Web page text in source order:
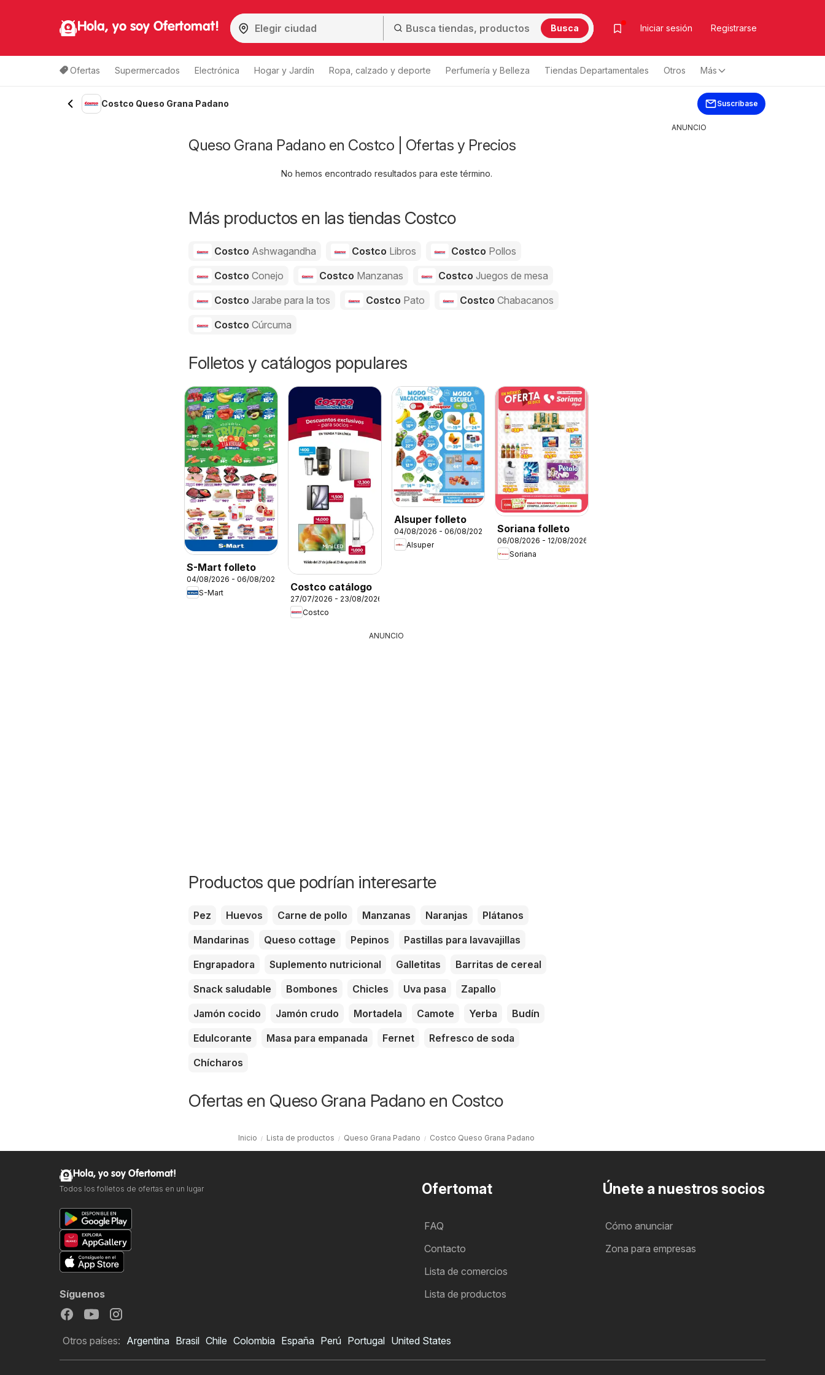
Hola, yo soy Ofertomat! Busca Iniciar sesión Registrarse
Ofertas Supermercados Electrónica Hogar y Jardín Ropa, calzado y deporte Perfumería y Belleza Tiendas Departamentales Otros Más
Costco Queso Grana Padano Suscríbase
Queso Grana Padano en Costco | Ofertas y Precios
No hemos encontrado resultados para este término.
Más productos en las tiendas Costco
Costco Ashwagandha Costco Libros Costco Pollos
Costco Conejo Costco Manzanas CostcoJuegos de mesa
Costco Jarabe para la tos Costco Pato CostcoChabacanos
Costco Cúrcuma
Folletos y catálogos populares
S-Mart folleto
04/08/2026 - 06/08/2026
S-Mart
Costco catálogo
27/07/2026 - 23/08/2026
Costco
Alsuper folleto
04/08/2026 - 06/08/2026
Alsuper
Soriana folleto
06/08/2026 - 12/08/2026
Soriana
ANUNCIO
Productos que podrían interesarte
Pez Huevos Carne de pollo Manzanas Naranjas
Plátanos
Mandarinas
Queso cottage Pepinos
Pastillas para lavavajillas
Engrapadora
Suplemento nutricional Galletitas
Barritas de cereal
Snack saludable
Bombones Chicles Uva pasa
Zapallo
Jamón cocido
Jamón crudo Mortadela Camote Yerba
Budín
Edulcorante
Masa para empanada Fernet
Refresco de soda
Chícharos
Ofertas en Queso Grana Padano en Costco
Inicio Lista de productos Queso Grana Padano Costco Queso Grana Padano
ANUNCIO
Ofertomat
FAQ
Contacto
Lista de comercios
Lista de productos
Únete a nuestros socios
Cómo anunciar
Zona para empresas
Hola, yo soy Ofertomat!
Todos los folletos de ofertas en un lugar
Síguenos
Otros países: Argentina Brasil Chile Colombia España Perú Portugal United States